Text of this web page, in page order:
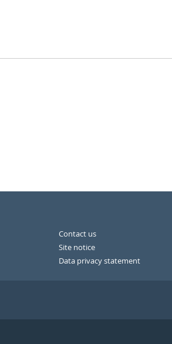
Contact us
Site notice
Data privacy statement